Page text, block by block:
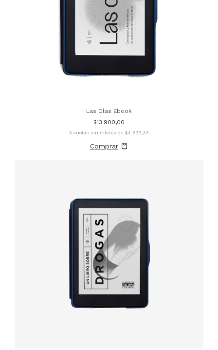
Las Olas Ebook
$13.900,00
3 cuotas sin interés de $4.633,33